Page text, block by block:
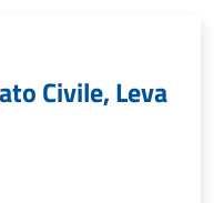
Civile, Leva